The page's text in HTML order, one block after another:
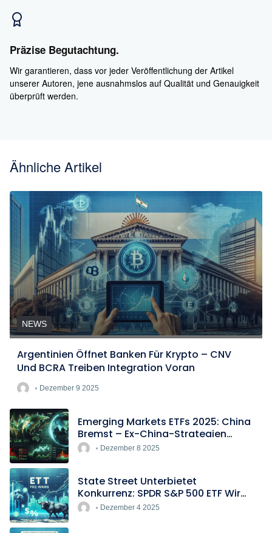
Präzise Begutachtung.
Wir garantieren, dass vor jeder Veröffentlichung der Artikel
unserer Autoren, jene ausnahmslos auf Qualität und Genauigkeit
überprüft werden.
Ähnliche Artikel
NEWS
Argentinien Öffnet Banken Für Krypto – CNV
Und BCRA Treiben Integration Voran
Dezember 9 2025
Emerging Markets ETFs 2025: China
Bremst – Ex-China-Strategien
BoomenDezember 8 2025
State Street Unterbietet
Konkurrenz: SPDR S&P 500 ETF Wird
Europas Günstigster Indextracker
Dezember 4 2025